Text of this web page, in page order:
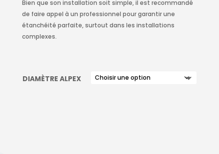
Bien que son installation soit simple, il est recommandé
de faire appel à un professionnel pour garantir une
étanchéité parfaite, surtout dans les installations
complexes.
DIAMÈTRE ALPEX